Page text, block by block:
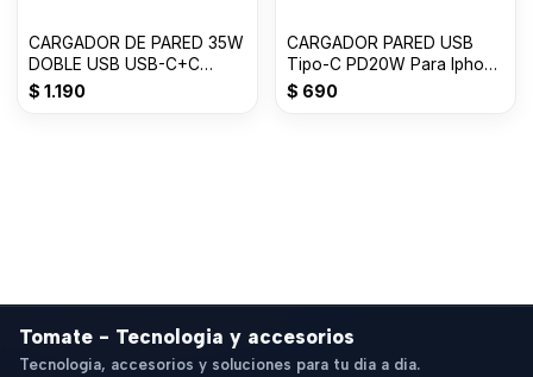
CARGADOR DE PARED 35W
DOBLE USB USB-C+C
TOMATE T-CH004
$ 1.190
CARGADOR PARED USB
Tipo-C PD20W Para Iphone
BLANCO
$ 690
Tomate - Tecnologia y accesorios
Tecnologia, accesorios y soluciones para tu dia a dia.